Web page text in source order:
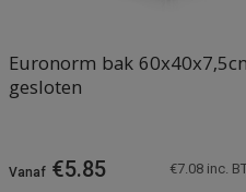
Euronorm bak
gesloten
€5.85 €7.08inc.